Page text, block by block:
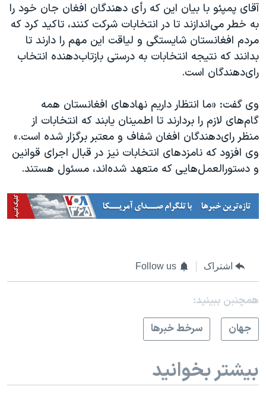
سفر پرزیدنت ترامپ به چین
آقای پمپئو با بیان این که رأی دهندگان افغان جان خود را
به خطر می‌اندازند تا در انتخابات شرکت کنند، تاکید کرد که
مردم افغانستان شایستگی و لیاقت این مهم را دارند تا
بدانند که نتیجه‌ انتخابات به درستی بازتاب‌‌دهنده انتخاب
رای‌دهندگان است.
وی گفت: «ما انتظار داریم نهادهای افغانستان همه
گام‌های لازم را بردارند تا اطمینان یابند که انتخابات از
منظر رای‌دهندگان افغان شفاف و معتبر برگزار شده است.»
وی افزود که نامزدهای انتخابات نیز در قبال اجرای قوانین
و دستورالعمل‌هایی که متعهد شده‌اند، مسئول هستند.
اشتراک Follow us
همچنبن ببینید:
جهان
سرخط خبرها
بیشتر بخوانید